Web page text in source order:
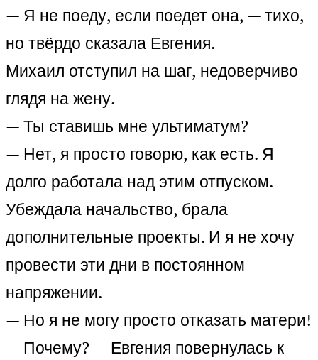
— Я не поеду, если поедет она, — тихо,
но твёрдо сказала Евгения.
Михаил отступил на шаг, недоверчиво
глядя на жену.
— Ты ставишь мне ультиматум?
— Нет, я просто говорю, как есть. Я
долго работала над этим отпуском.
Убеждала начальство, брала
дополнительные проекты. И я не хочу
провести эти дни в постоянном
напряжении.
— Но я не могу просто отказать матери!
— Почему? — Евгения повернулась к